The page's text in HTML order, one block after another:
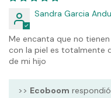
Sandra Garcia
Me encanta que no
con la piel es totalmente
de mi hijo
>> Ecoboom